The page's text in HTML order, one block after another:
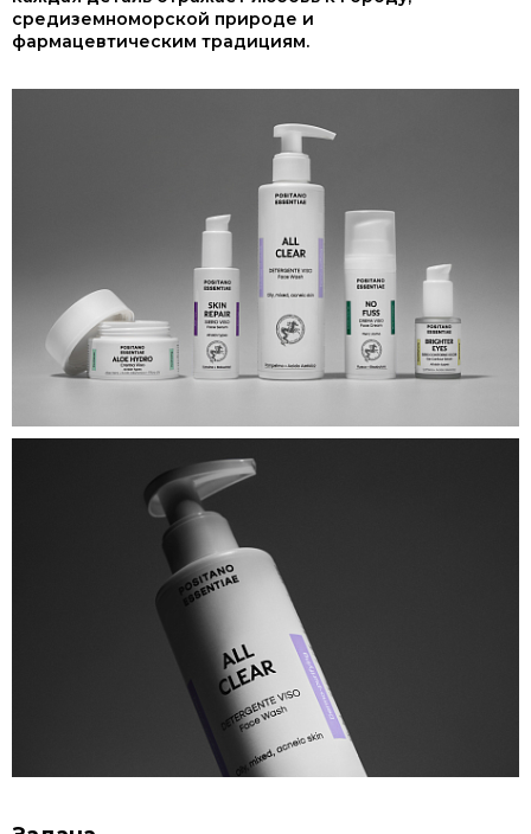
средиземноморской природе и
фармацевтическим традициям.